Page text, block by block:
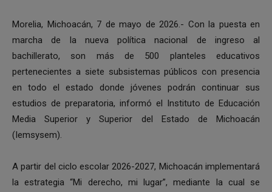
Morelia, Michoacán, 7 de mayo de 2026.- Con la puesta en
marcha de la nueva política nacional de ingreso al
bachillerato, son más de 500 planteles educativos
pertenecientes a siete subsistemas públicos con presencia
en todo el estado donde jóvenes podrán continuar sus
estudios de preparatoria, informó el Instituto de Educación
Media Superior y Superior del Estado de Michoacán
(Iemsysem).
A partir del ciclo escolar 2026-2027, Michoacán implementará
la estrategia “Mi derecho, mi lugar”, mediante la cual se